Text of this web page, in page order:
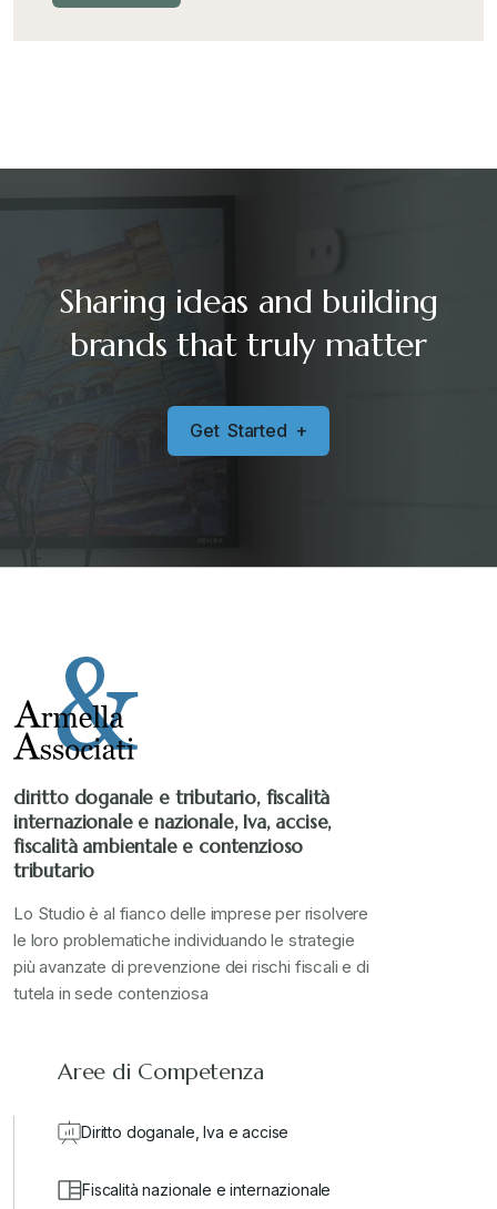
Sharing ideas and building
brands that truly matter
Get Started +
diritto doganale e tributario, fiscalità
internazionale e nazionale, Iva, accise,
fiscalità ambientale e contenzioso
tributario
Lo Studio è al fianco delle imprese per risolvere
le loro problematiche individuando le strategie
più avanzate di prevenzione dei rischi fiscali e di
tutela in sede contenziosa
Aree di Competenza
Diritto doganale, Iva e accise
Fiscalità nazionale e internazionale